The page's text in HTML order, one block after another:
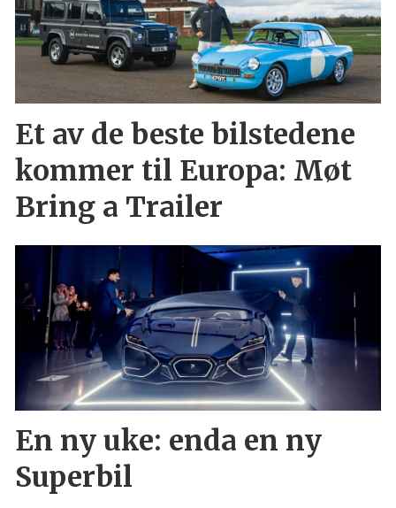
Et av de beste bilstedene
kommer til Europa: Møt
Bring a Trailer
En ny uke: enda en ny
Superbil